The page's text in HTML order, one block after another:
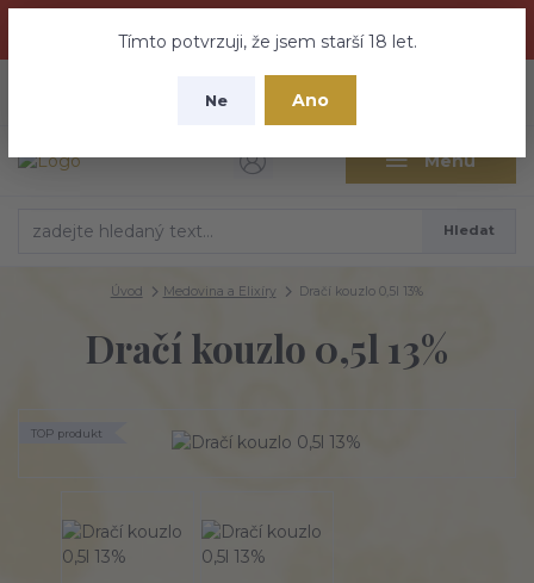
nebuďte vyděšeni zde najdete vše a ještě mnohem víc
Tímto potvrzuji, že jsem starší 18 let.
Ne Ano
Menu
CZK
Hledat
Úvod Medovina a Elixíry Dračí kouzlo 0,5l 13%
Dračí kouzlo 0,5l 13%
TOP produkt